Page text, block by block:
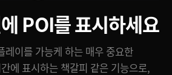
POI를 표시하세요
이를 가능케 하는 매우 중요한
에 표시하는 책갈피 같은 기능으로,